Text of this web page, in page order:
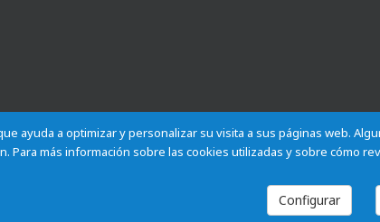
ayuda a optimizar y personalizar su visita a sus páginas web.
más información sobre las cookies utilizadas y sobre cómo
Configurar
Privacidad
Contactar